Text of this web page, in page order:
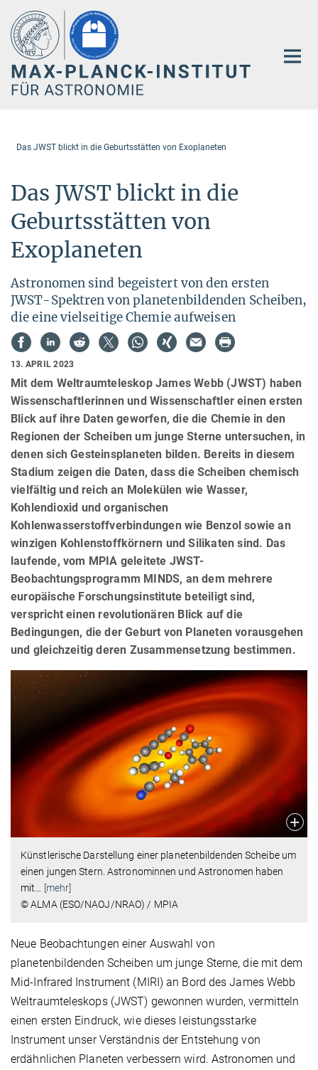
Hauptinhalt
Das JWST blickt in die Geburtsstätten von Exoplaneten
Das JWST blickt in die
Geburtsstätten von
Exoplaneten
Astronomen sind begeistert von den ersten
JWST-Spektren von planetenbildenden Scheiben,
die eine vielseitige Chemie aufweisen
13. APRIL 2023
Mit dem Weltraumteleskop James Webb (JWST) haben
Wissenschaftlerinnen und Wissenschaftler einen ersten
Blick auf ihre Daten geworfen, die die Chemie in den
Regionen der Scheiben um junge Sterne untersuchen, in
denen sich Gesteinsplaneten bilden. Bereits in diesem
Stadium zeigen die Daten, dass die Scheiben chemisch
vielfältig und reich an Molekülen wie Wasser,
Kohlendioxid und organischen
Kohlenwasserstoffverbindungen wie Benzol sowie an
winzigen Kohlenstoffkörnern und Silikaten sind. Das
laufende, vom MPIA geleitete JWST-
Beobachtungsprogramm MINDS, an dem mehrere
europäische Forschungsinstitute beteiligt sind,
verspricht einen revolutionären Blick auf die
Bedingungen, die der Geburt von Planeten vorausgehen
und gleichzeitig deren Zusammensetzung bestimmen.
Künstlerische Darstellung einer planetenbildenden Scheibe um
einen jungen Stern. Astronominnen und Astronomen haben
mit
[mehr]
© ALMA (ESO/NAOJ/NRAO) / MPIA
Neue Beobachtungen einer Auswahl von
planetenbildenden Scheiben um junge Sterne, die mit dem
Mid-Infrared Instrument (MIRI) an Bord des James Webb
Weltraumteleskops (JWST) gewonnen wurden, vermitteln
einen ersten Eindruck, wie dieses leistungsstarke
Instrument unser Verständnis der Entstehung von
erdähnlichen Planeten verbessern wird. Astronomen und